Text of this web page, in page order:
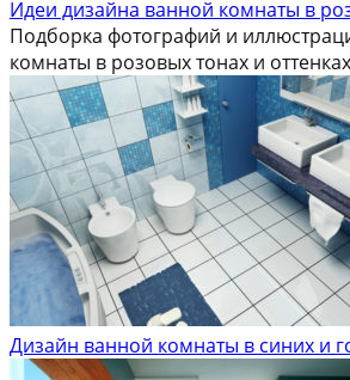
Идеи дизайна ванной комнаты в
Подборка фотографий и
комнаты в розовых тонах и
Дизайн ванной комнаты в синих и